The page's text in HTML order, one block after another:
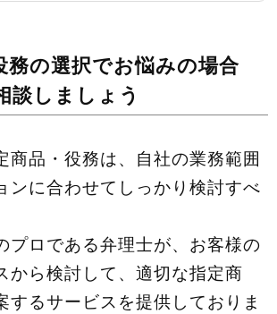
務の選択でお悩みの場合
談しましょう
商品・役務は、自社の業務範囲
ンに合わせてしっかり検討すべ
プロである弁理士が、お客様の
から検討して、適切な指定商
するサービスを提供しておりま